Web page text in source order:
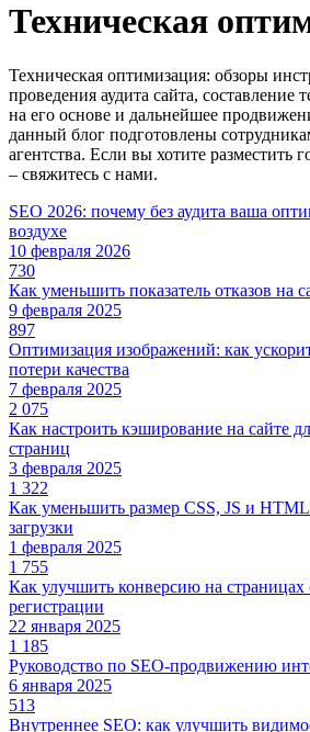
Техническая
Техническая оптимизация: обзоры
проведения аудита сайта, составление
на его основе и дальнейшее
данный блог подготовлены
агентства. Если вы хотите разместить
– свяжитесь с нами.
SEO 2026: почему без аудита ваша
воздухе
10 февраля 2026
730
Как уменьшить показатель отказов на
9 февраля 2025
897
Оптимизация изображений: как
потери качества
7 февраля 2025
2 075
Как настроить кэширование на сайте
страниц
3 февраля 2025
1 322
Как уменьшить размер CSS, JS и
загрузки
1 февраля 2025
1 755
Как улучшить конверсию на
регистрации
22 января 2025
1 185
Руководство по SEO-продвижению
6 января 2025
513
Внутреннее SEO: как улучшить